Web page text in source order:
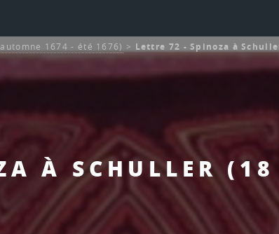
À SCHULLER
1674 - été 1676) > Lettre 72 - Spinoza à